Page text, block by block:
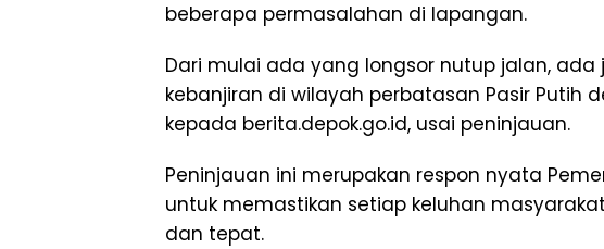
beberapa permasalahan di lapangan.
Dari mulai ada yang longsor nutup jalan,
kebanjiran di wilayah perbatasan Pasir Putih
kepada berita.depok.go.id, usai peninjauan.
Peninjauan ini merupakan respon nyata
untuk memastikan setiap keluhan
dan tepat.